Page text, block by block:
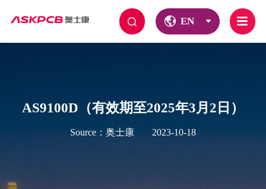
EN
AS9100D（有效期至2025年3月2日）
Source：奥士康 2023-10-18